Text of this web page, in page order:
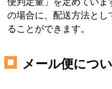
の場合に、配送方法と
ることができます。
メール便につ